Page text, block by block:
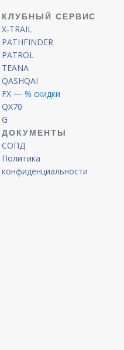
КЛУБНЫЙ СЕРВИС
X-TRAIL
PATHFINDER
PATROL
TEANA
QASHQAI
FX — % скидки
QX70
G
ДОКУМЕНТЫ
СОПД
Политика
конфиденциальности